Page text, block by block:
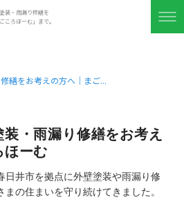
装・雨漏り修繕を
ころほーむ」まで。
繕をお考えの方へ｜まご...
・雨漏り修繕をお考え
ほーむ
日井市を拠点に外壁塗装や雨漏り修
の住まいを守り続けてきました。